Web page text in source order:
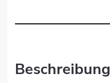
Beschreibung